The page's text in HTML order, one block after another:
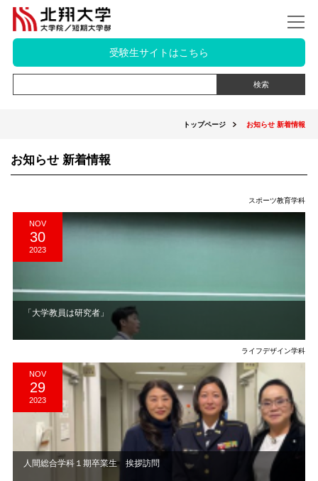
受験生サイトはこちら
トップページ お知らせ 新着情報
お知らせ 新着情報
スポーツ教育学科
NOV
30
2023
「大学教員は研究者」
ライフデザイン学科
NOV
29
2023
人間総合学科１期卒業生 挨拶訪問